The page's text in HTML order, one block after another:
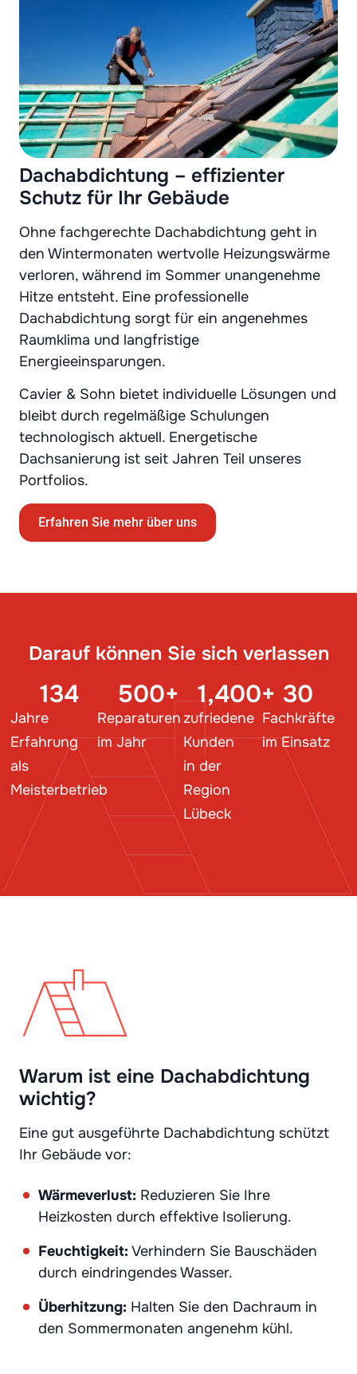
Dachabdichtung – effizienter
Schutz für Ihr Gebäude
Ohne fachgerechte Dachabdichtung geht in
den Wintermonaten wertvolle Heizungswärme
verloren, während im Sommer unangenehme
Hitze entsteht. Eine professionelle
Dachabdichtung sorgt für ein angenehmes
Raumklima und langfristige
Energieeinsparungen.
Cavier & Sohn bietet individuelle Lösungen und
bleibt durch regelmäßige Schulungen
technologisch aktuell. Energetische
Dachsanierung ist seit Jahren Teil unseres
Portfolios.
Erfahren Sie mehr über uns
Darauf können Sie sich verlassen
Jahre
Erfahrung
als
Meisterbetrieb
134
Reparaturen
im Jahr
500+
zufriedene
Kunden
in der
Region
Lübeck
1,400+
Fachkräfte
im Einsatz
30
Warum ist eine Dachabdichtung
wichtig?
Eine gut ausgeführte Dachabdichtung schützt
Ihr Gebäude vor:
Wärmeverlust: Reduzieren Sie Ihre
Heizkosten durch effektive Isolierung.
Feuchtigkeit: Verhindern Sie Bauschäden
durch eindringendes Wasser.
Überhitzung: Halten Sie den Dachraum in
den Sommermonaten angenehm kühl.